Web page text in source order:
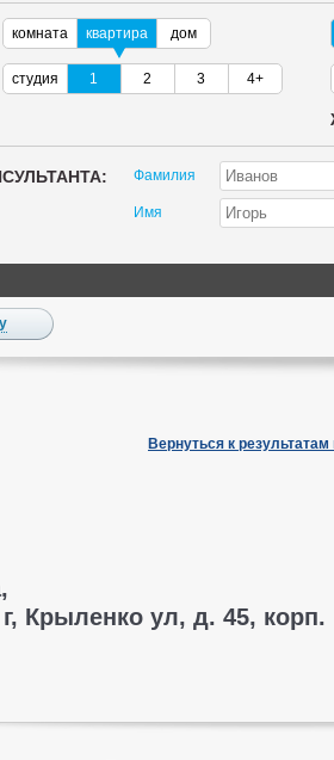
комната квартира дом
студия 1 2 3 4+
Фамилия
Имя
Вернуться к результатам
Крыленко ул, д. 45, корп.